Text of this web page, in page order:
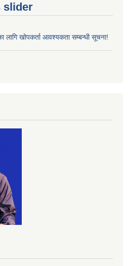
slider
लागि खोपकर्ता आवश्यकता सम्बन्धी सूचना!